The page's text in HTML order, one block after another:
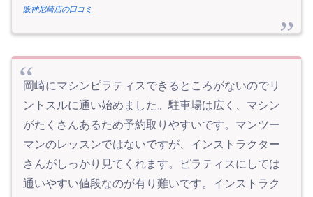
阪神尼崎店の口コミ
岡崎にマシンピラティスできるところがないのでリ
ントスルに通い始めました。駐車場は広く、マシン
がたくさんあるため予約取りやすいです。マンツー
マンのレッスンではないですが、インストラクター
さんがしっかり見てくれます。ピラティスにしては
通いやすい値段なのが有り難いです。インストラク